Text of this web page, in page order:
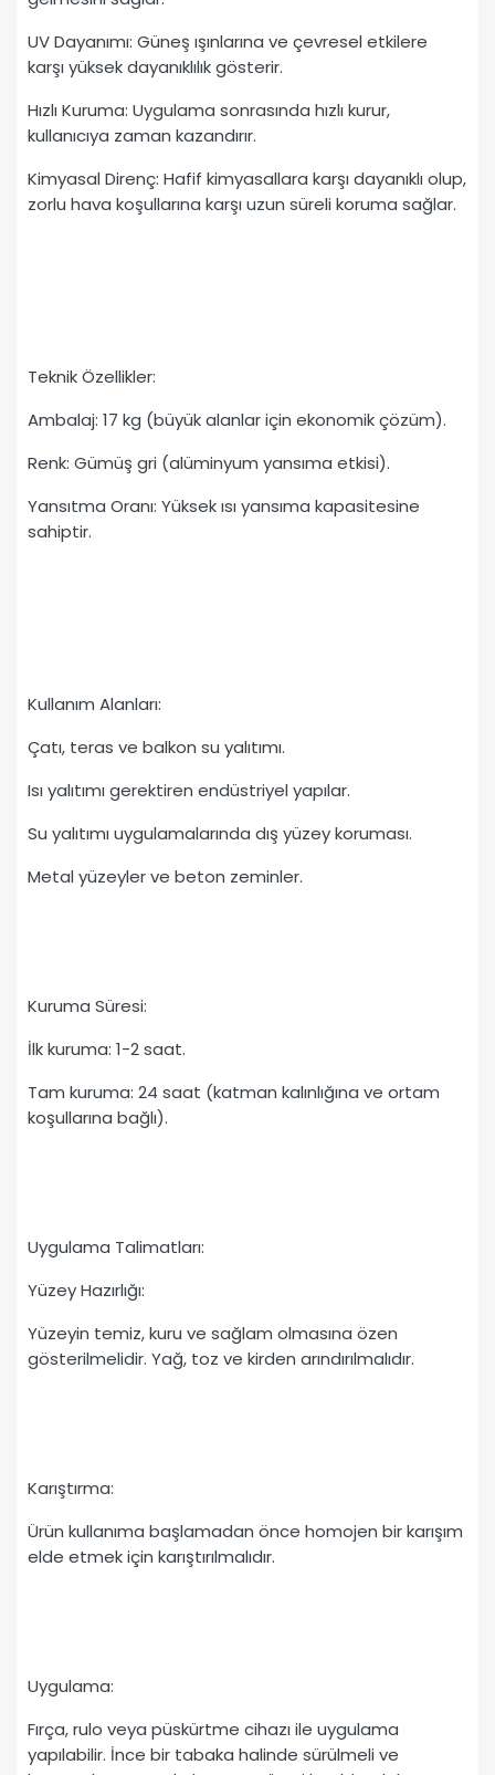
UV Dayanımı: Güneş ışınlarına ve çevresel etkilere
karşı yüksek dayanıklılık gösterir.
Hızlı Kuruma: Uygulama sonrasında hızlı kurur,
kullanıcıya zaman kazandırır.
Kimyasal Direnç: Hafif kimyasallara karşı dayanıklı olup,
zorlu hava koşullarına karşı uzun süreli koruma sağlar.
Teknik Özellikler:
Ambalaj: 17 kg (büyük alanlar için ekonomik çözüm).
Renk: Gümüş gri (alüminyum yansıma etkisi).
Yansıtma Oranı: Yüksek ısı yansıma kapasitesine
sahiptir.
Kullanım Alanları:
Çatı, teras ve balkon su yalıtımı.
Isı yalıtımı gerektiren endüstriyel yapılar.
Su yalıtımı uygulamalarında dış yüzey koruması.
Metal yüzeyler ve beton zeminler.
Kuruma Süresi:
İlk kuruma: 1-2 saat.
Tam kuruma: 24 saat (katman kalınlığına ve ortam
koşullarına bağlı).
Uygulama Talimatları:
Yüzey Hazırlığı:
Yüzeyin temiz, kuru ve sağlam olmasına özen
gösterilmelidir. Yağ, toz ve kirden arındırılmalıdır.
Karıştırma:
Ürün kullanıma başlamadan önce homojen bir karışım
elde etmek için karıştırılmalıdır.
Uygulama:
Fırça, rulo veya püskürtme cihazı ile uygulama
yapılabilir. İnce bir tabaka halinde sürülmeli ve